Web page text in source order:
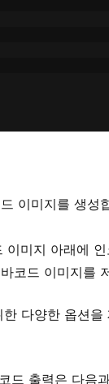
이미지를 생
이미지 아래에
코드 이미지를
다양한 옵션
출력은 다음